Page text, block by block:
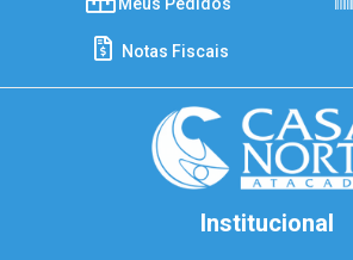
Notas Fiscais
Institucional